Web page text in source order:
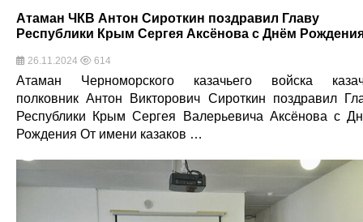
Атаман ЧКВ Антон Сироткин поздравил Главу
Республики Крым Сергея Аксёнова с Днём
26.11.2024 614
Атаман Черноморского казачьего войска
полковник Антон Викторович Сироткин поздравил
Республики Крым Сергея Валерьевича Аксёнова с
Рождения От имени казаков …